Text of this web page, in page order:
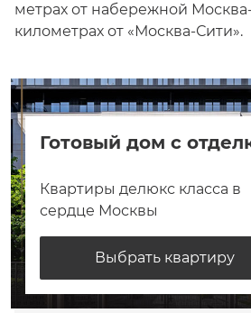
метрах от набережной
километрах от «Москва-Сити».
Готовый дом с
Квартиры делюкс класса в
сердце Москвы
Выбрать квартиру